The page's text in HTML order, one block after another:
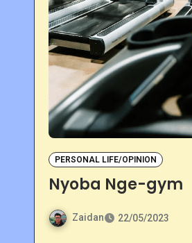
PERSONAL LIFE/OPINION
Nyoba Nge-gym
Zaidan 22/05/2023